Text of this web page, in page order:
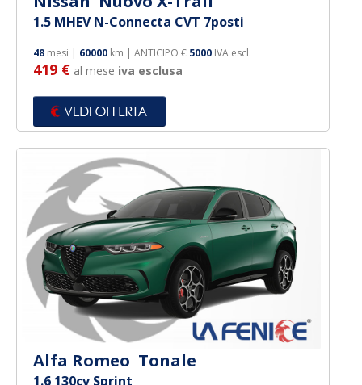
1.5 MHEV N-Connecta CVT 7posti
48 mesi | 60000 km | ANTICIPO € 5000 IVA escl.
419 € al mese iva esclusa
Alfa Romeo Tonale
1.6 130cv Sprint